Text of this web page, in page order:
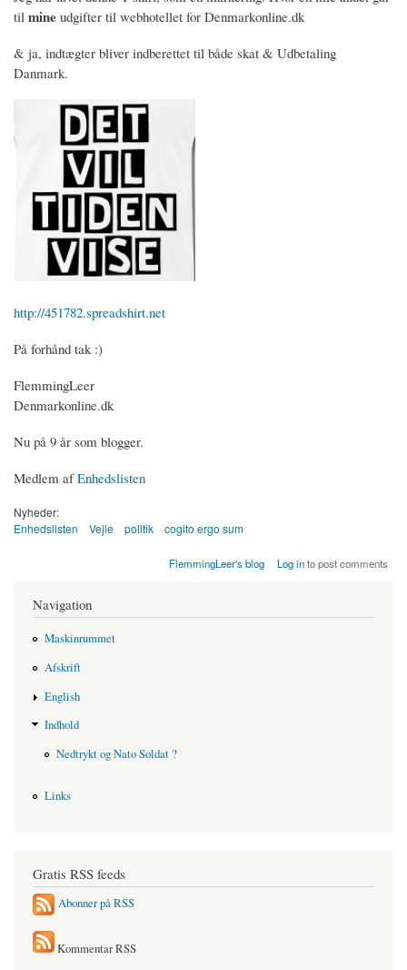
til mine udgifter til webhotellet for Denmarkonline.dk
& ja, indtægter bliver indberettet til både skat & Udbetaling
Danmark.
http://451782.spreadshirt.net
På forhånd tak :)
FlemmingLeer
Denmarkonline.dk
Nu på 9 år som blogger.
Medlem afEnhedslisten
Nyheder:
Enhedslisten
Vejle politik cogito ergo sum
FlemmingLeer's blog Log into post comments
Navigation
Maskinrummet
Afskrift
English
Indhold
Nedtrykt og Nato Soldat ?
Links
Gratis RSS feeds
Abonner på RSS
Kommentar RSS